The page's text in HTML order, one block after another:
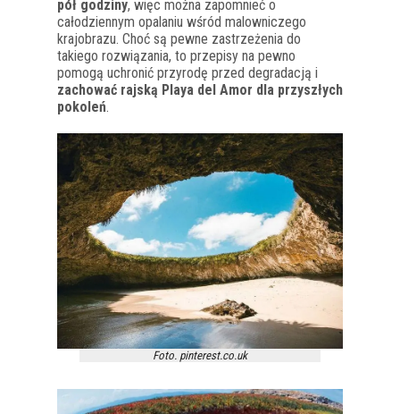
pół godziny, więc można zapomnieć o
całodziennym opalaniu wśród malowniczego
krajobrazu. Choć są pewne zastrzeżenia do
takiego rozwiązania, to przepisy na pewno
pomogą uchronić przyrodę przed degradacją i
zachować rajską Playa del Amor dla przyszłych
pokoleń.
Foto. pinterest.co.uk